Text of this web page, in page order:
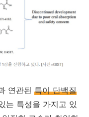
연관된 특이 단백질
는 특성을 가지고 있